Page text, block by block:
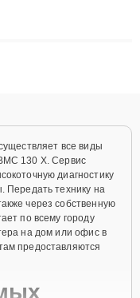
Наши мастера
все виды
130 X. Сервис
диагностику
Передать технику на
через собственную
по всему городу
на дом или офис в
предоставляются